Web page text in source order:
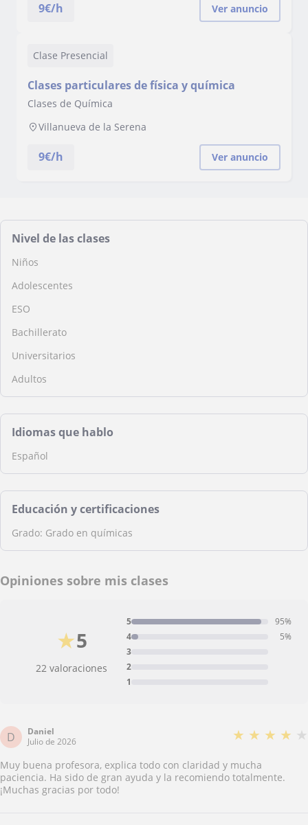
9€/h Ver anuncio
Clase Presencial
Clases particulares de física y química
Clases de Química
Villanueva de la Serena
9€/h Ver anuncio
Nivel de las clases
Niños
Adolescentes
ESO
Bachillerato
Universitarios
Adultos
Idiomas que hablo
Español
Educación y certificaciones
Grado: Grado en químicas
Opiniones sobre mis clases
5
★
22 valoraciones
1
2
3
4 5%
5 95%
D
Daniel
Julio de 2026
★ ★ ★ ★ ★
Muy buena profesora, explica todo con claridad y mucha
paciencia. Ha sido de gran ayuda y la recomiendo totalmente.
¡Muchas gracias por todo!